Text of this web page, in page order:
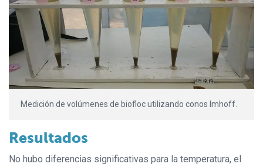
Medición de volúmenes de biofloc utilizando conos Imhoff.
Resultados
No hubo diferencias significativas para la temperatura, el